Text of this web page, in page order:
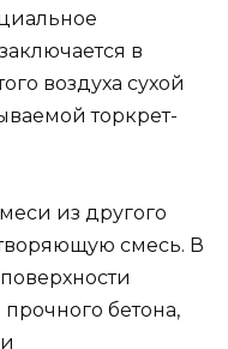
в
воздуха сухой
торкрет-
из другого
смесь. В
бетона,